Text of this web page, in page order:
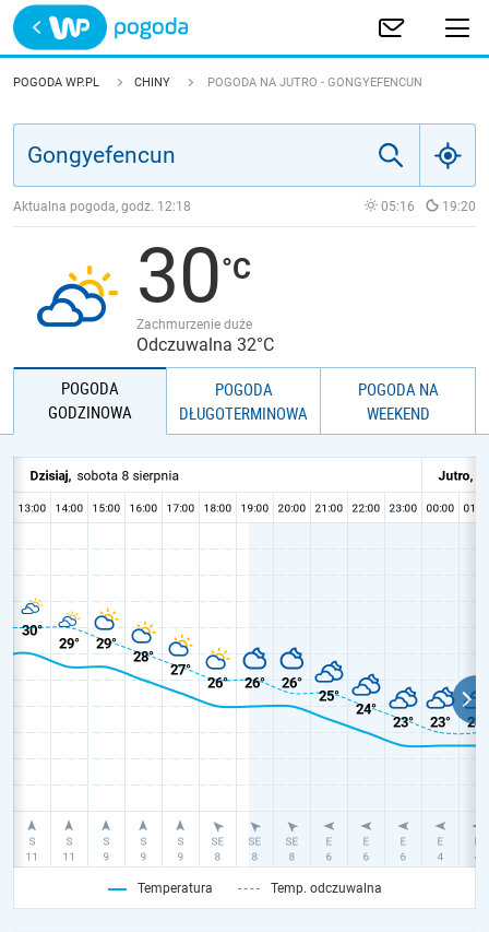
Trwa ładowanie
POLSKA
JAKOŚĆ POWIETRZA
POGODA WP.PL CHINY POGODA NA JUTRO - GONGYEFENCUN
Aktualna pogoda, godz. 12:18 05:16 19:20
30
Zachmurzenie duże
Odczuwalna 32°C
POGODA
GODZINOWA
POGODA
DŁUGOTERMINOWA
POGODA NA
WEEKEND
Temperatura Temp. odczuwalna